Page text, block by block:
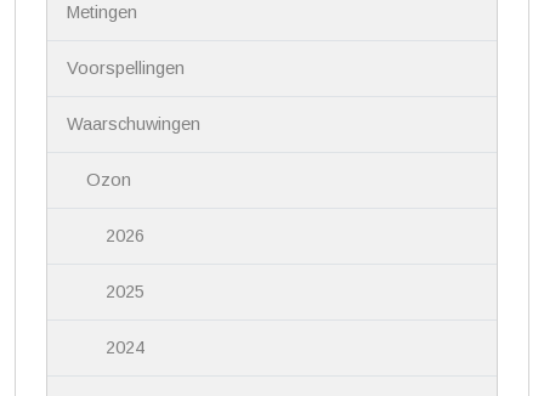
Metingen
Voorspellingen
Waarschuwingen
Ozon
2026
2025
2024